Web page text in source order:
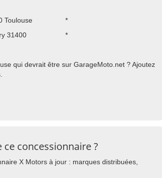
Toulouse
*
31400
*
qui devrait être sur GarageMoto.net ? Ajoutez
concessionnaire ?
X Motors à jour : marques distribuées,